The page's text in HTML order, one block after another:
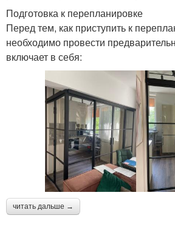
Подготовка к перепланировке
Перед тем, как приступить к
необходимо провести
включает в себя:
читать дальше →